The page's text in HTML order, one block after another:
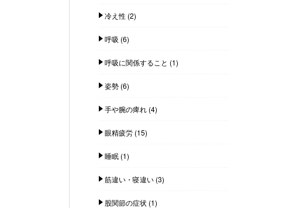
冷え性(2)
呼吸 (6)
呼吸に関係すること (1)
姿勢(6)
手や腕の痺れ(4)
眼精疲労(15)
睡眠(1)
筋違い・寝違い(3)
股関節の症状(1)